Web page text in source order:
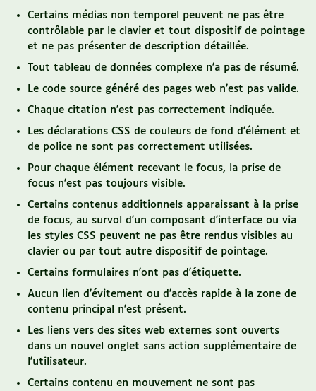
Certains médias non temporel peuvent ne pas être
contrôlable par le clavier et tout dispositif de pointage
et ne pas présenter de description détaillée.
Tout tableau de données complexe n'a pas de résumé.
Le code source généré des pages web n'est pas valide.
Chaque citation n'est pas correctement indiquée.
Les déclarations CSS de couleurs de fond d'élément et
de police ne sont pas correctement utilisées.
Pour chaque élément recevant le focus, la prise de
focus n'est pas toujours visible.
Certains contenus additionnels apparaissant à la prise
de focus, au survol d'un composant d'interface ou via
les styles CSS peuvent ne pas être rendus visibles au
clavier ou par tout autre dispositif de pointage.
Certains formulaires n'ont pas d'étiquette.
Aucun lien d'évitement ou d'accès rapide à la zone de
contenu principal n'est présent.
Les liens vers des sites web externes sont ouverts
dans un nouvel onglet sans action supplémentaire de
l'utilisateur.
Certains contenu en mouvement ne sont pas